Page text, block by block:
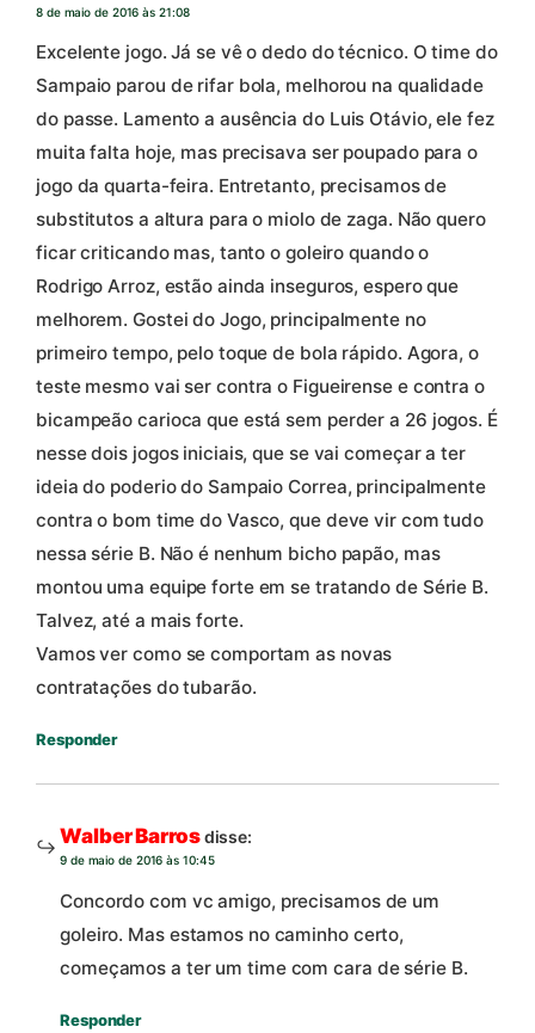
8 de maio de 2016 às 21:08
Excelente jogo. Já se vê o dedo do técnico. O time do
Sampaio parou de rifar bola, melhorou na qualidade
do passe. Lamento a ausência do Luis Otávio, ele fez
muita falta hoje, mas precisava ser poupado para o
jogo da quarta-feira. Entretanto, precisamos de
substitutos a altura para o miolo de zaga. Não quero
ficar criticando mas, tanto o goleiro quando o
Rodrigo Arroz, estão ainda inseguros, espero que
melhorem. Gostei do Jogo, principalmente no
primeiro tempo, pelo toque de bola rápido. Agora, o
teste mesmo vai ser contra o Figueirense e contra o
bicampeão carioca que está sem perder a 26 jogos. É
nesse dois jogos iniciais, que se vai começar a ter
ideia do poderio do Sampaio Correa, principalmente
contra o bom time do Vasco, que deve vir com tudo
nessa série B. Não é nenhum bicho papão, mas
montou uma equipe forte em se tratando de Série B.
Talvez, até a mais forte.
Vamos ver como se comportam as novas
contratações do tubarão.
Responder
Walber Barrosdisse:
9 de maio de 2016 às 10:45
Concordo com vc amigo, precisamos de um
goleiro. Mas estamos no caminho certo,
começamos a ter um time com cara de série B.
Responder